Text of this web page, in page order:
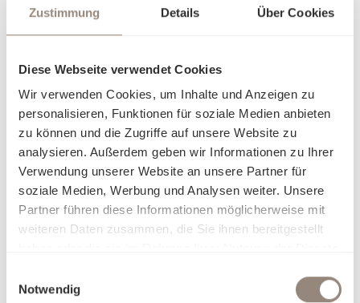
Zustimmung Details Über Cookies
Diese Webseite verwendet Cookies
Wir verwenden Cookies, um Inhalte und Anzeigen zu
personalisieren, Funktionen für soziale Medien anbieten
zu können und die Zugriffe auf unsere Website zu
analysieren. Außerdem geben wir Informationen zu Ihrer
Verwendung unserer Website an unsere Partner für
soziale Medien, Werbung und Analysen weiter. Unsere
Partner führen diese Informationen möglicherweise mit
weiteren Daten zusammen, die Sie ihnen bereitgestellt
Notwendig
Der Schlossberg Satin
hochwertigen Stoffe und die Welt von Schlossberg
entführen. Der Satin schenkt Ihnen ein leichtes, feines
Schlafgefühl und bleibt auch während mehreren Nächten
frisch und angenehm weich auf der Haut. Die mercerisierte
Veredelung der Baumwolle lässt die Bettwäsche in einem
natürlichen, matten Glanz erstrahlen und Ihre persönlichen
Lieblingsfarben ebenmässig und kräftig zur Geltung
kommen.
Der Schlossberg Satin überzeugt dank seiner
erholsame Wohlfühlmomente.